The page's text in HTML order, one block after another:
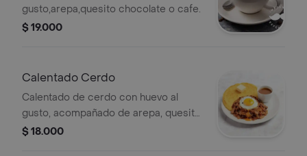
gusto,arepa,quesito chocolate o cafe.
$ 19.000
Calentado Cerdo
Calentado de cerdo con huevo al
gusto, acompañado de arepa, quesito
y bebida caliente a elegir entre
$ 18.000